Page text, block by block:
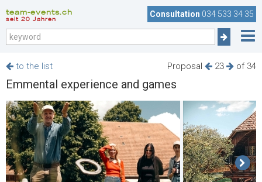
team-events.ch
seit 20 Jahren
Consultation 034 533 34 35
Proposal 23 of 34
to the list
Emmental experience and games